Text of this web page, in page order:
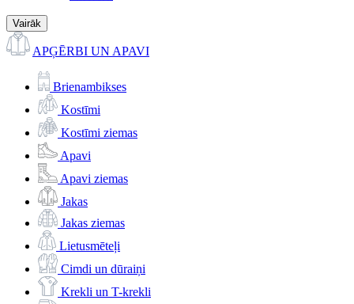
Vairāk
APĢĒRBI UN APAVI
Brienambikses
Kostīmi
Kostīmi ziemas
Apavi
Apavi ziemas
Jakas
Jakas ziemas
Lietusmēteļi
Cimdi un dūraiņi
Krekli un T-krekli